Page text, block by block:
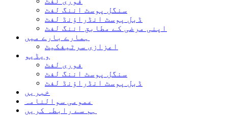
سنگل پوسٹ اننگ لفٹ
ڈبل پوسٹ انڈراؤنڈ لفٹ
اپنی مرضی کے مطابق اننگ لفٹ
ہمارے بارے میں
اعزازی سرٹیفکیٹ
ویڈیو
فوری لفٹ
سنگل پوسٹ اننگ لفٹ
ڈبل پوسٹ انڈراؤنڈ لفٹ
خبریں
عمومی سوالنامہ
ہم سے رابطہ کریں